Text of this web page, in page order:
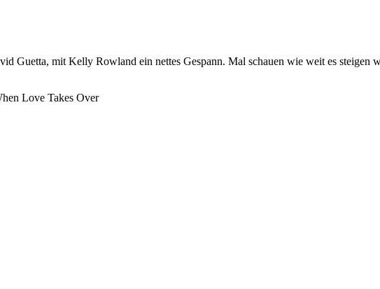
Guetta, mit Kelly Rowland ein nettes Gespann. Mal schauen wie weit es
Love Takes Over